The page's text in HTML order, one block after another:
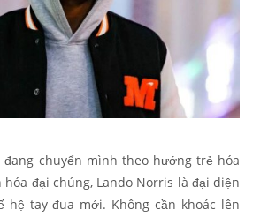
chuyển mình theo hướng trẻ hóa
đại chúng, Lando Norris là đại diện
tay đua mới. Không cần khoác lên